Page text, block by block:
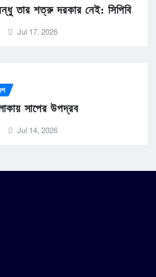
তার শত্রু দরকার নেই: সিপিবি
Jul 17, 2026
সাপের উপদ্রব
Jul 14, 2026